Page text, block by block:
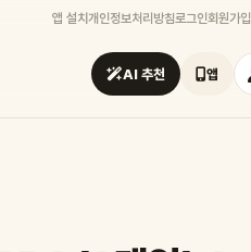
앱 설치 개인정보처리방침로그인회원가입
AI 추천 앱